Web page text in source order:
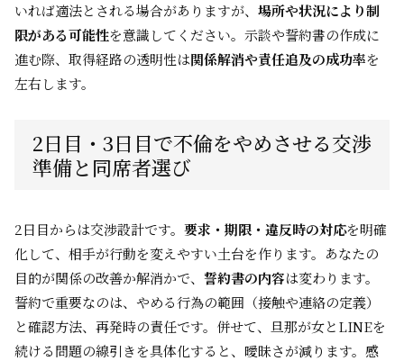
いれば適法とされる場合がありますが、 場所や状況により制
限がある可能性を意識してください。示談や誓約書の作成に
進む際、取得経路の透明性は関係解消や責任追及の成功率を
左右します。
2日目・3日目で不倫をやめさせる交渉
準備と同席者選び
2日目からは交渉設計です。 要求・期限・違反時の対応を明確
化して、相手が行動を変えやすい土台を作ります。あなたの
目的が関係の改善か解消かで、 誓約書の内容は変わります。
誓約で重要なのは、やめる行為の範囲（接触や連絡の定義）
と確認方法、再発時の責任です。併せて、旦那が女とLINEを
続ける問題の線引きを具体化すると、曖昧さが減ります。感